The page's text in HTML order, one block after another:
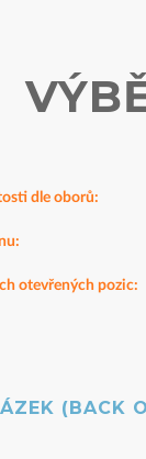
dle oborů:
otevřených pozic:
(BACK